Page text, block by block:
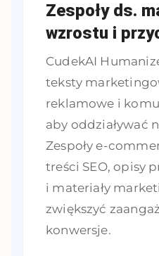
Zespoły ds.
wzrostu i
CudekAI
teksty
reklamowe i
aby oddziaływać
Zespoły e-
treści SEO, opisy
i materiały
zwiększyć
konwersje.